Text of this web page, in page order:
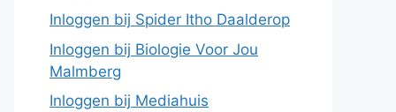
Inloggen bij Spider Itho Daalderop
Inloggen bij Biologie Voor Jou
Malmberg
Inloggen bij Mediahuis